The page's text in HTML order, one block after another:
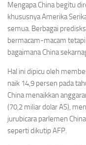
Mengapa China begitu
khususnya Amerika
semua. Berbagai
bermacam-macam
bagaimana China
Hal ini dipicu oleh
naik 14,9 persen pada
China menaikkan
(70,2 miliar dolar AS),
jurubicara parlemen
seperti dikutip AFP.